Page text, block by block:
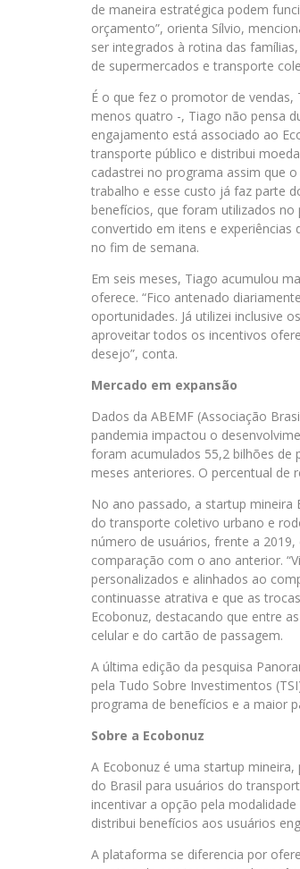
de maneira estratégica podem
orçamento”, orienta Sílvio,
ser integrados à rotina das
de supermercados e transporte
É o que fez o promotor de
menos quatro -, Tiago não pensa
engajamento está associado ao
transporte público e distribui
cadastrei no programa assim que
trabalho e esse custo já faz parte
benefícios, que foram utilizados
convertido em itens e
no fim de semana.
Em seis meses, Tiago acumulou
oferece. “Fico antenado
oportunidades. Já utilizei inclusive
aproveitar todos os incentivos
desejo”, conta.
Mercado em expansão
Dados da ABEMF (Associação
pandemia impactou o
foram acumulados 55,2 bilhões de
meses anteriores. O percentual de
No ano passado, a startup mineira
do transporte coletivo urbano e
número de usuários, frente a
comparação com o ano anterior.
personalizados e alinhados ao
continuasse atrativa e que as
Ecobonuz, destacando que entre
celular e do cartão de passagem.
A última edição da pesquisa
pela Tudo Sobre Investimentos
programa de benefícios e a maior
Sobre a Ecobonuz
A Ecobonuz é uma startup
do Brasil para usuários do
incentivar a opção pela
distribui benefícios aos usuários
A plataforma se diferencia por